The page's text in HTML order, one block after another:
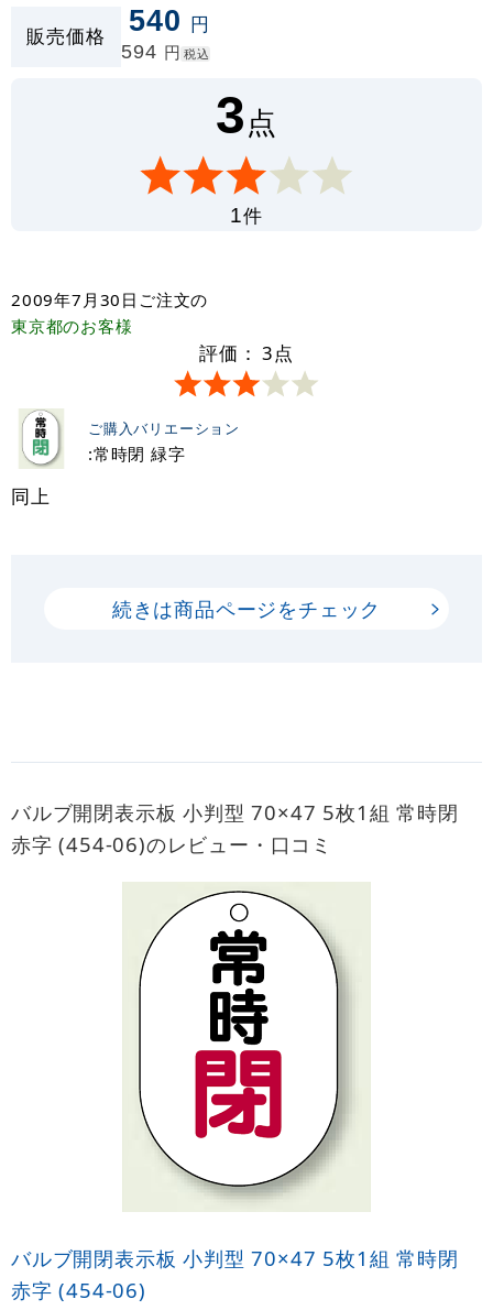
販売価格 540 円
594 円 税込
3点
1件
2009年7月30日 ご注文の
東京都のお客様
評価： 3点
ご購入バリエーション
:常時閉 緑字
同上
続きは商品ページをチェック
バルブ開閉表示板 小判型 70×47 5枚1組 常時閉
赤字 (454-06)のレビュー・口コミ
バルブ開閉表示板 小判型 70×47 5枚1組 常時閉
赤字 (454-06)